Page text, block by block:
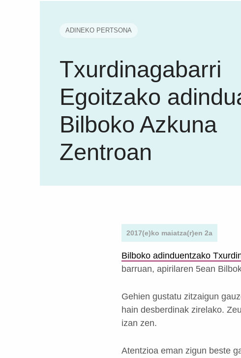
ADINEKO PERTSONA
Txurdinagabarri
Egoitzako
Bilboko Azkuna
Zentroan
2017(e)ko maiatza(r)en 2a
Bilboko adinduentzako
barruan, apirilaren 5ean
Gehien gustatu zitzaigun
hain desberdinak zirelako.
izan zen.
Atentzioa eman zigun beste